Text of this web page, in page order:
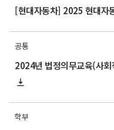
공통
2024년 법정의무교육(사
학부